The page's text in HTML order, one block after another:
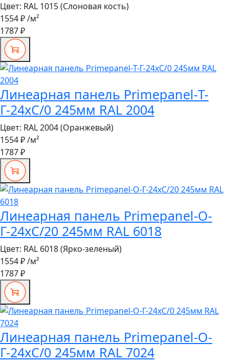
Цвет: RAL 1015 (Слоновая кость)
1554 ₽/м²
1787 ₽
Линеарная панель Primepanel-Т-
Г-24хС/0 245мм RAL 2004
Цвет: RAL 2004 (Оранжевый)
1554 ₽/м²
1787 ₽
Линеарная панель Primepanel-О-
Г-24хС/20 245мм RAL 6018
Цвет: RAL 6018 (Ярко-зеленый)
1554 ₽/м²
1787 ₽
Линеарная панель Primepanel-О-
Г-24хС/0 245мм RAL 7024